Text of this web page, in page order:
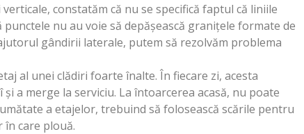
constatăm că nu se specifică faptul că liniile
nu au voie să depășească granițele formate de
gândirii laterale, putem să rezolvăm problema
al unei clădiri foarte înalte. În fiecare zi, acesta
a merge la serviciu. La întoarcerea acasă, nu poate
a etajelor, trebuind să folosească scările pentru
în care plouă.